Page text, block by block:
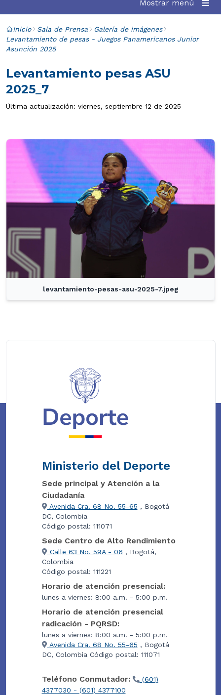
Mostrar menú
Inicio Sala de Prensa
Galería de imágenes
Levantamiento de pesas - Juegos Panamericanos Junior
Asunción 2025
Levantamiento pesas ASU
2025_7
Última actualización: viernes, septiembre 12 de 2025
levantamiento-pesas-asu-2025-7.jpeg
Ministerio del Deporte
Sede principal y Atención a la
Ciudadanía
Avenida Cra. 68 No. 55-65 , Bogotá
DC, Colombia
Código postal: 111071
Sede Centro de Alto Rendimiento
Calle 63 No. 59A - 06 , Bogotá,
Colombia
Código postal: 111221
Horario de atención presencial:
lunes a viernes: 8:00 a.m. - 5:00 p.m.
Horario de atención presencial
radicación - PQRSD:
lunes a viernes: 8:00 a.m. - 5:00 p.m.
Avenida Cra. 68 No. 55-65 , Bogotá
DC, Colombia Código postal: 111071
Teléfono Conmutador:
(601)
4377030 - (601) 4377100